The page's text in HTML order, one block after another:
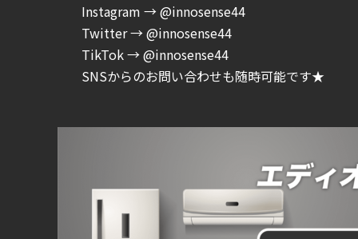
Instagram → @innosense44
Twitter → @innosense44
TikTok → @innosense44
SNSからのお問い合わせも随時可能です★